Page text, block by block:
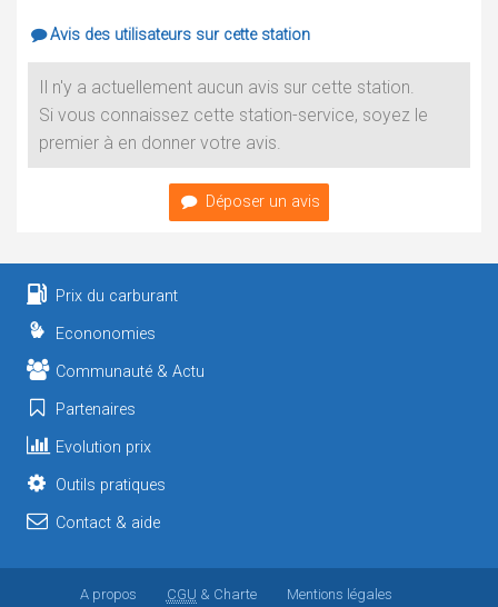
Avis des utilisateurs sur cette station
Il n'y a actuellement aucun avis sur cette station.
Si vous connaissez cette station-service, soyez le
premier à en donner votre avis.
Déposer un avis
Prix du carburant
Econonomies
Communauté & Actu
Partenaires
Evolution prix
Outils pratiques
Contact & aide
A propos CGU & Charte Mentions légales